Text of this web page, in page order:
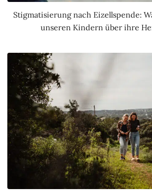
Stigmatisierung nach Eizellspende:
unseren Kindern über ihre